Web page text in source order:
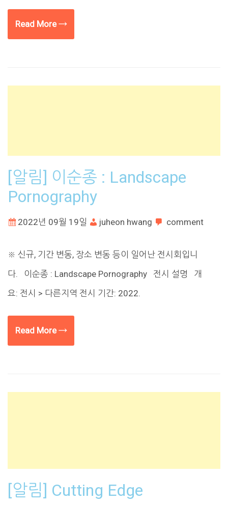
Read More →
[알림] 이순종 : Landscape
Pornography
2022년 09월 19일 juheon hwang comment
※ 신규, 기간 변동, 장소 변동 등이 일어난 전시회입니
다. 이순종 : Landscape Pornography 전시 설명 개
요: 전시 > 다른지역 전시 기간: 2022.
Read More →
[알림] Cutting Edge